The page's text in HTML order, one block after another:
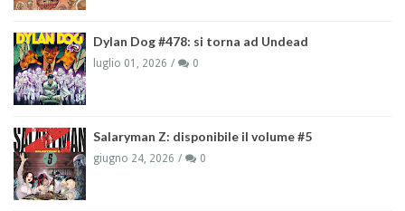
Dylan Dog #478: si torna ad Undead
luglio 01, 2026 0
Salaryman Z: disponibile il volume #5
giugno 24, 2026 0